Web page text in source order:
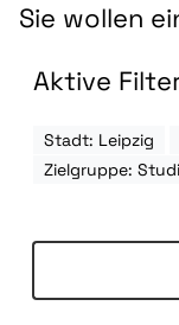
Sie wollen
Aktive
Stadt: Leipzig
Zielgruppe: